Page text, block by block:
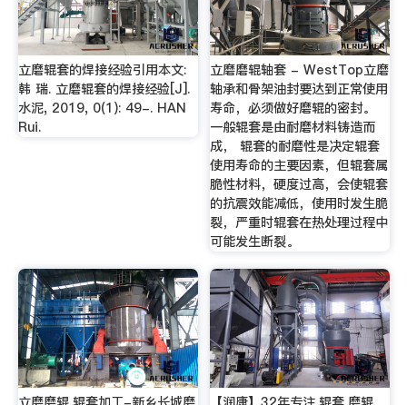
立磨辊套的焊接经验引用本文:
韩 瑞. 立磨辊套的焊接经验[J].
水泥, 2019, 0(1): 49-. HAN
Rui.
立磨磨辊轴套 - WestTop立磨
轴承和骨架油封要达到正常使用
寿命，必须做好磨辊的密封。
一般辊套是由耐磨材料铸造而
成， 辊套的耐磨性是决定辊套
使用寿命的主要因素，但辊套属
脆性材料，硬度过高，会使辊套
的抗震效能减低，使用时发生脆
裂，严重时辊套在热处理过程中
可能发生断裂。